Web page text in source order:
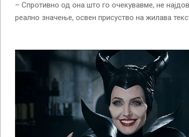
– Спротивно од она што го очекувавме, не
реално значење, освен присуство на жилава